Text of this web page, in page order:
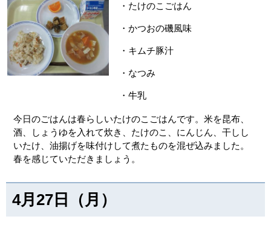
・たけのこごはん
・かつおの磯風味
・キムチ豚汁
・なつみ
・牛乳
今日のごはんは春らしいたけのこごはんです。米を昆布、
酒、しょうゆを入れて炊き、たけのこ、にんじん、干しし
いたけ、油揚げを味付けして煮たものを混ぜ込みました。
春を感じていただきましょう。
4月27日（月）